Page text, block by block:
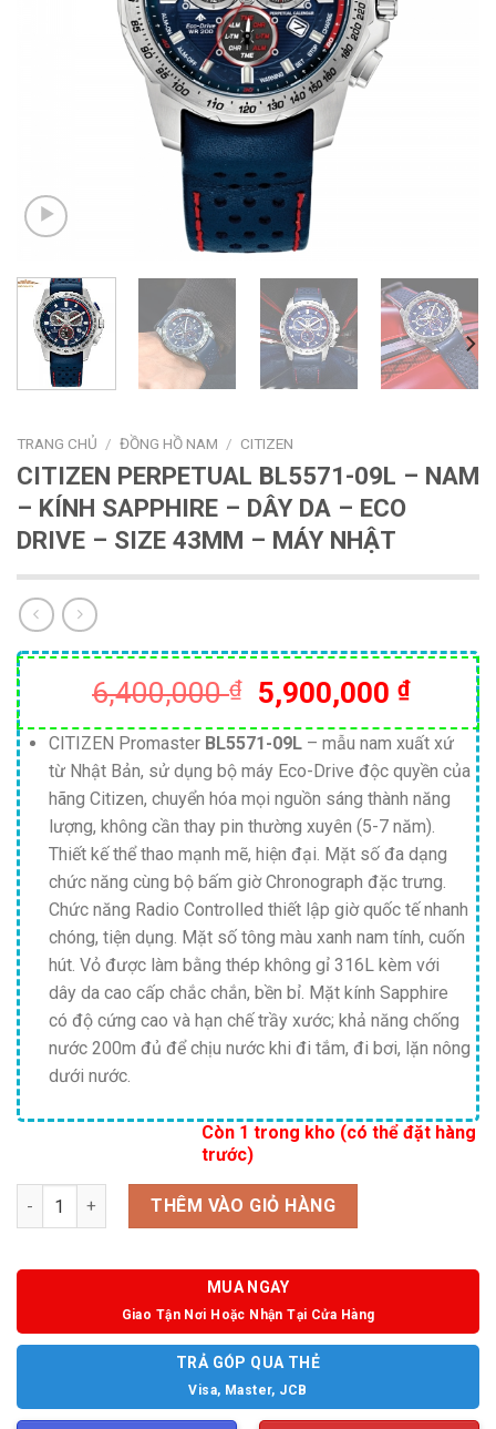
TRANG CHỦ / ĐỒNG HỒ NAM / CITIZEN
CITIZEN PERPETUAL BL5571-09L – NAM
– KÍNH SAPPHIRE – DÂY DA – ECO
DRIVE – SIZE 43MM – MÁY NHẬT
6,400,000₫
Giá
gốc
là:
6,400,000 ₫.
5,900,000 ₫Giá
hiện
tại
là:
CITIZEN PromasterBL5571-09L– mẫu nam xuất xứ
từ Nhật Bản, sử dụng bộ máy Eco-Drive độc quyền của
hãng Citizen, chuyển hóa mọi nguồn sáng thành năng
lượng, không cần thay pin thường xuyên (5-7 năm).
Thiết kế thể thao mạnh mẽ, hiện đại. Mặt số đa dạng
chức năng cùng bộ bấm giờ Chronograph đặc trưng.
Chức năng Radio Controlled thiết lập giờ quốc tế nhanh
chóng, tiện dụng. Mặt số tông màu xanh nam tính, cuốn
hút. Vỏ được làm bằng thép không gỉ 316L kèm với
dây da cao cấp chắc chắn, bền bỉ. Mặt kính Sapphire
có độ cứng cao và hạn chế trầy xước; khả năng chống
nước 200m đủ để chịu nước khi đi tắm, đi bơi, lặn nông
dưới nước.
Còn 1 trong kho (có thể đặt hàng
trước)
Số lượng THÊM VÀO GIỎ HÀNG
MUA NGAY
Giao Tận Nơi Hoặc Nhận Tại Cửa Hàng
TRẢ GÓP QUA THẺ
Visa, Master, JCB